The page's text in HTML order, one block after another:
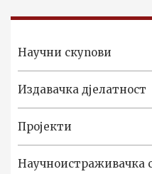
Научни скупови
Издавачка дјелатност
Пројекти
Научноистраживачка